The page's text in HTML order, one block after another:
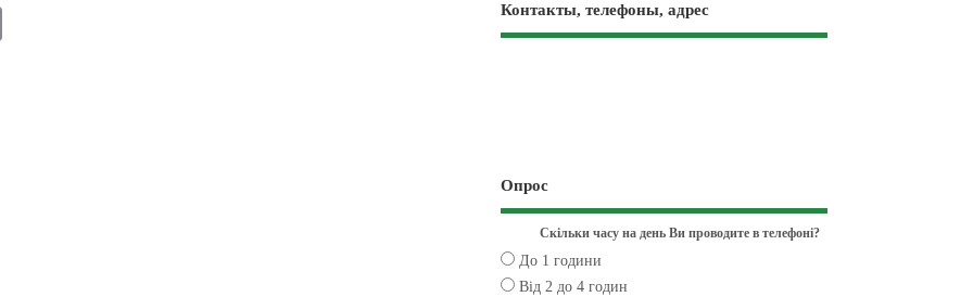
Контакты, телефоны, адрес
Опрос
Скільки часу на день Ви проводите в телефоні?
До 1 години
Від 2 до 4 годин